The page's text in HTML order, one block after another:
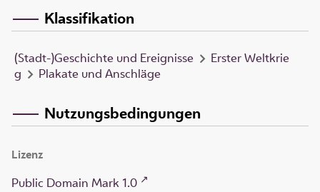
Klassifikation
(Stadt-)Geschichte und Ereignisse
Erster Weltkrie
g
Plakate und Anschläge
Nutzungsbedingungen
Lizenz
Public Domain Mark 1.0